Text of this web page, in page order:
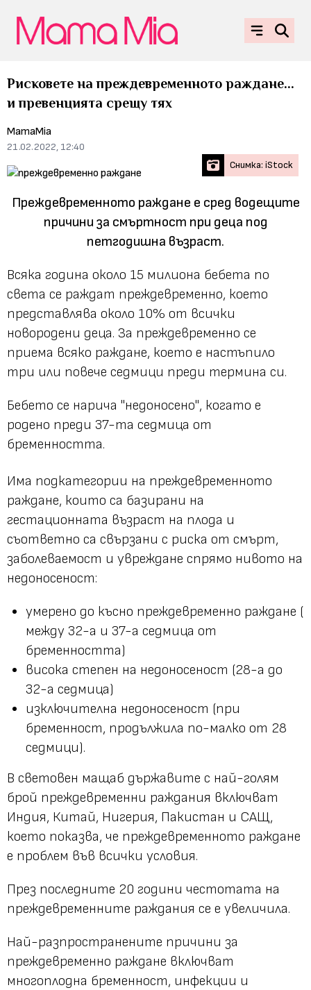
Рисковете на преждевременното раждане...
и превенцията срещу тях
MamaMia
21.02.2022, 12:40
Снимка: iStock
Преждевременното раждане е сред водещите
причини за смъртност при деца под
петгодишна възраст.
Всяка година около 15 милиона бебета по
света се раждат преждевременно, което
представлява около 10% от всички
новородени деца. За преждевременно се
приема всяко раждане, което е настъпило
три или повече седмици преди термина си.
Бебето се нарича "недоносено", когато е
родено преди 37-та седмица от
бременността.
Има подкатегории на преждевременното
раждане, които са базирани на
гестационната възраст на плода и
съответно са свързани с риска от смърт,
заболеваемост и увреждане спрямо нивото на
недоносеност:
умерено до късно преждевременно раждане (
между 32-а и 37-а седмица от
бременността)
висока степен на недоносеност (28-а до
32-а седмица)
изключителна недоносеност (при
бременност, продължила по-малко от 28
седмици).
В световен мащаб държавите с най-голям
брой преждевременни раждания включват
Индия, Китай, Нигерия, Пакистан и САЩ,
което показва, че преждевременното раждане
е проблем във всички условия.
През последните 20 години честотата на
преждевременните раждания се е увеличила.
Най-разпространените причини за
преждевременно раждане включват
многоплодна бременност, инфекции и